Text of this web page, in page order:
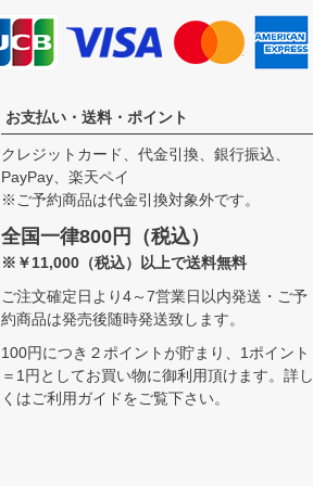
お支払い・送料・ポイント
クレジットカード、代金引換、銀行振込、
PayPay、楽天ペイ
※ご予約商品は代金引換対象外です。
全国一律800円（税込）
※￥11,000（税込）以上で送料無料
ご注文確定日より4～7営業日以内発送・ご予
約商品は発売後随時発送致します。
100円につき２ポイントが貯まり、1ポイント
＝1円としてお買い物に御利用頂けます。 詳し
くはご利用ガイドをご覧下さい。